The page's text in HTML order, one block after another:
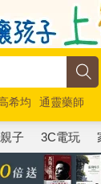
希均
通靈藥師
子 3C電玩